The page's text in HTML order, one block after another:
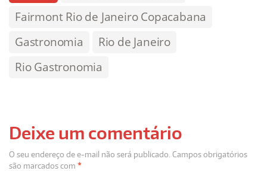
Fairmont Rio de Janeiro Copacabana
Gastronomia
Rio de Janeiro
Rio Gastronomia
Deixe um comentário
O seu endereço de e-mail não será publicado. Campos obrigatórios
são marcados com *